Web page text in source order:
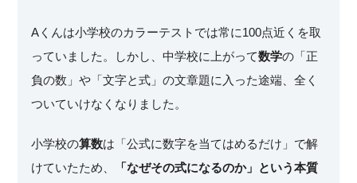
Aくんは小学校のカラーテストでは常に100点近くを取
っていました。しかし、中学校に上がって数学の「正
負の数」や「文字と式」の文章題に入った途端、全く
ついていけなくなりました。
小学校の算数は「公式に数字を当てはめるだけ」で解
けていたため、
「なぜその式になるのか」という本質